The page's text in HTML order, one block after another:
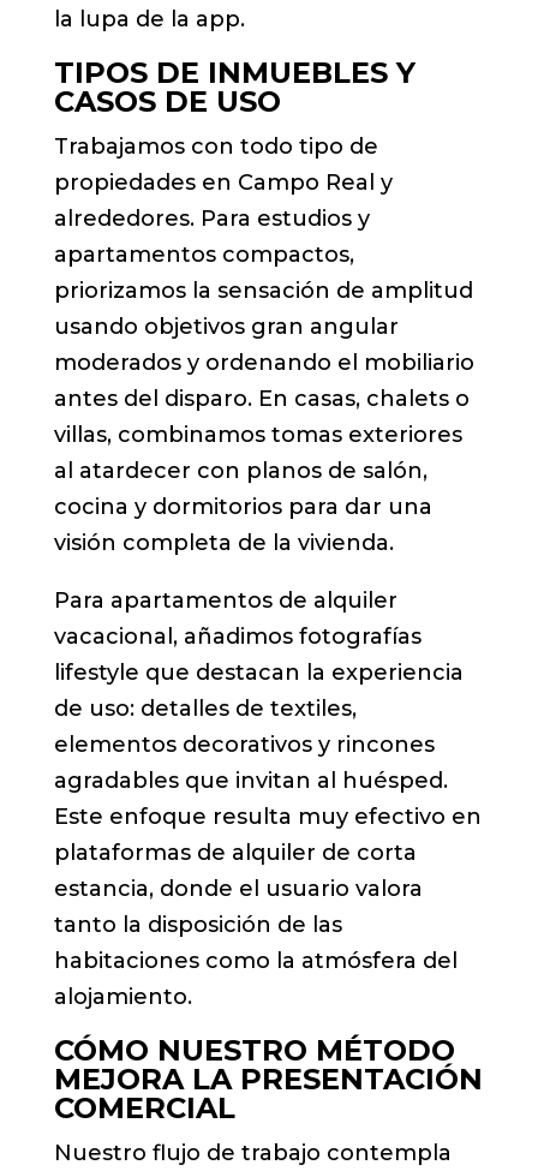
la lupa de la app.
TIPOS DE INMUEBLES Y
CASOS DE USO
Trabajamos con todo tipo de
propiedades en Campo Real y
alrededores. Para estudios y
apartamentos compactos,
priorizamos la sensación de amplitud
usando objetivos gran angular
moderados y ordenando el mobiliario
antes del disparo. En casas, chalets o
villas, combinamos tomas exteriores
al atardecer con planos de salón,
cocina y dormitorios para dar una
visión completa de la vivienda.
Para apartamentos de alquiler
vacacional, añadimos fotografías
lifestyle que destacan la experiencia
de uso: detalles de textiles,
elementos decorativos y rincones
agradables que invitan al huésped.
Este enfoque resulta muy efectivo en
plataformas de alquiler de corta
estancia, donde el usuario valora
tanto la disposición de las
habitaciones como la atmósfera del
alojamiento.
CÓMO NUESTRO MÉTODO
MEJORA LA PRESENTACIÓN
COMERCIAL
Nuestro flujo de trabajo contempla